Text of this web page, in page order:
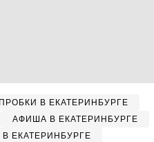
ПРОБКИ В ЕКАТЕРИНБУРГЕ
АФИША В ЕКАТЕРИНБУРГЕ
ЕКАТЕРИНБУРГЕ